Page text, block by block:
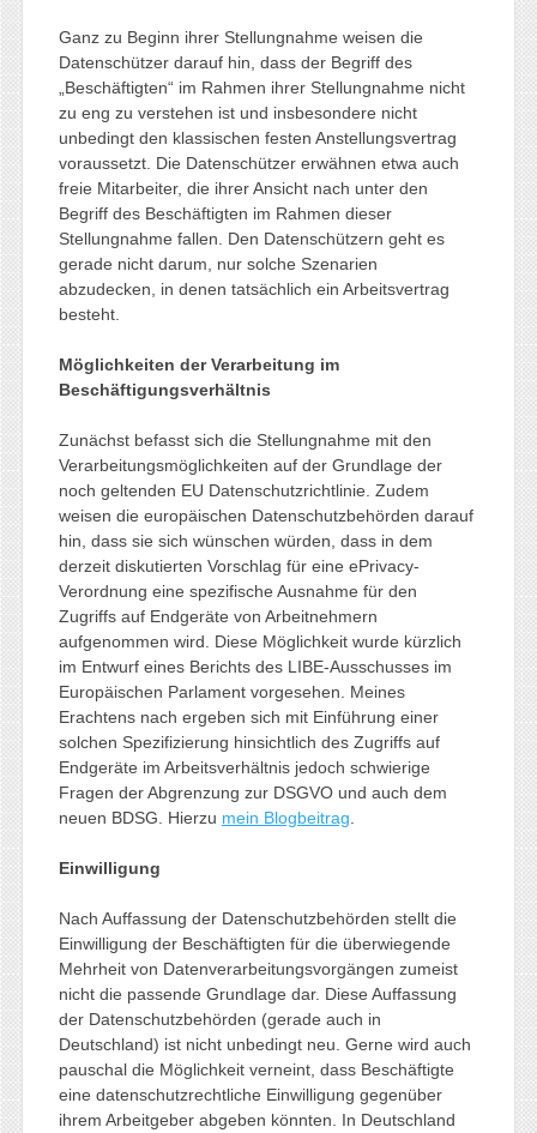
Ganz zu Beginn ihrer Stellungnahme weisen die
Datenschützer darauf hin, dass der Begriff des
„Beschäftigten“ im Rahmen ihrer Stellungnahme nicht
zu eng zu verstehen ist und insbesondere nicht
unbedingt den klassischen festen Anstellungsvertrag
voraussetzt. Die Datenschützer erwähnen etwa auch
freie Mitarbeiter, die ihrer Ansicht nach unter den
Begriff des Beschäftigten im Rahmen dieser
Stellungnahme fallen. Den Datenschützern geht es
gerade nicht darum, nur solche Szenarien
abzudecken, in denen tatsächlich ein Arbeitsvertrag
besteht.
Möglichkeiten der Verarbeitung im
Beschäftigungsverhältnis
Zunächst befasst sich die Stellungnahme mit den
Verarbeitungsmöglichkeiten auf der Grundlage der
noch geltenden EU Datenschutzrichtlinie. Zudem
weisen die europäischen Datenschutzbehörden darauf
hin, dass sie sich wünschen würden, dass in dem
derzeit diskutierten Vorschlag für eine ePrivacy-
Verordnung eine spezifische Ausnahme für den
Zugriffs auf Endgeräte von Arbeitnehmern
aufgenommen wird. Diese Möglichkeit wurde kürzlich
im Entwurf eines Berichts des LIBE-Ausschusses im
Europäischen Parlament vorgesehen. Meines
Erachtens nach ergeben sich mit Einführung einer
solchen Spezifizierung hinsichtlich des Zugriffs auf
Endgeräte im Arbeitsverhältnis jedoch schwierige
Fragen der Abgrenzung zur DSGVO und auch dem
neuen BDSG. Hierzu mein Blogbeitrag
Einwilligung
Nach Auffassung der Datenschutzbehörden stellt die
Einwilligung der Beschäftigten für die überwiegende
Mehrheit von Datenverarbeitungsvorgängen zumeist
nicht die passende Grundlage dar. Diese Auffassung
der Datenschutzbehörden (gerade auch in
Deutschland) ist nicht unbedingt neu. Gerne wird auch
pauschal die Möglichkeit verneint, dass Beschäftigte
eine datenschutzrechtliche Einwilligung gegenüber
ihrem Arbeitgeber abgeben könnten. In Deutschland